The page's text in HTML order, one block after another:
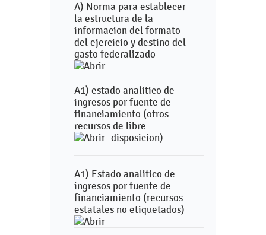
A) Norma para establecer
la estructura de la
informacion del formato
del ejercicio y destino del
gasto federalizado
A1) estado analitico de
ingresos por fuente de
financiamiento (otros
recursos de libre
disposicion)
A1) Estado analitico de
ingresos por fuente de
financiamiento (recursos
estatales no etiquetados)